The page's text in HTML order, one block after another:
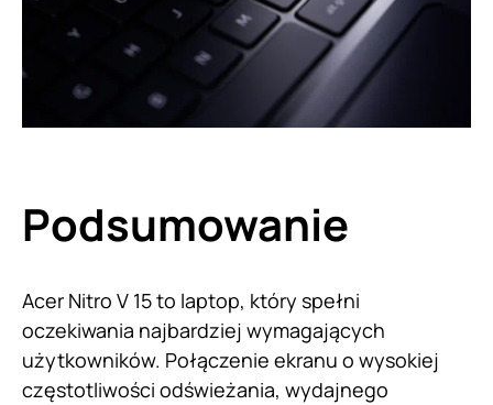
Podsumowanie
Acer Nitro V 15 to laptop, który spełni
oczekiwania najbardziej wymagających
użytkowników. Połączenie ekranu o wysokiej
częstotliwości odświeżania, wydajnego